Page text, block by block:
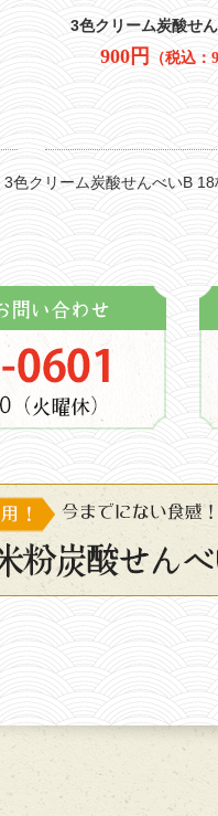
3色クリーム炭酸せ
900円 （税込：
3色クリーム炭酸せんべいB 18